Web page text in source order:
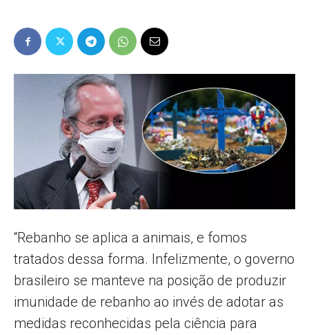
Popular
–
AL
“Rebanho se aplica a animais, e fomos
tratados dessa forma. Infelizmente, o governo
brasileiro se manteve na posição de produzir
imunidade de rebanho ao invés de adotar as
medidas reconhecidas pela ciência para